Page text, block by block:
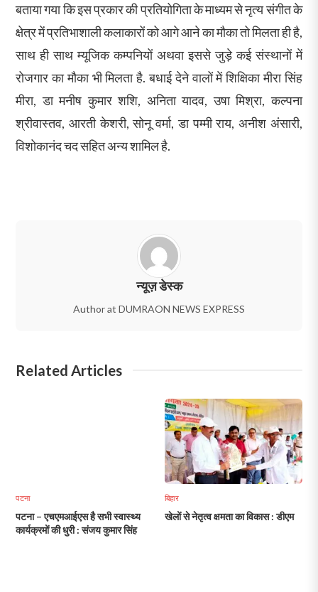
बताया गया कि इस प्रकार की प्रतियोगिता के माध्यम से नृत्य संगीत के
क्षेत्र में प्रतिभाशाली कलाकारों को आगे आने का मौका तो मिलता ही है,
साथ ही साथ म्यूजिक कम्पनियों अथवा इससे जुड़े कई संस्थानों में
रोजगार का मौका भी मिलता है. बधाई देने वालों में शिक्षिका मीरा सिंह
मीरा, डा मनीष कुमार शशि, अनिता यादव, उषा मिश्रा, कल्पना
श्रीवास्तव, आरती केशरी, सोनू वर्मा, डा पम्मी राय, अनीश अंसारी,
विशोकानंद चद सहित अन्य शामिल है.
न्यूज़ डेस्क
Author at DUMRAON NEWS EXPRESS
Related Articles
पटना
पटना – एचएमआईएस है सभी स्वास्थ्य
कार्यक्रमों की धुरी : संजय कुमार सिंह
बिहार
खेलों से नेतृत्व क्षमता का विकास : डीएम